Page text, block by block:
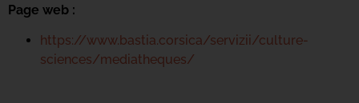
Page web :
https://www.bastia.corsica/servizii/culture-
sciences/mediatheques/